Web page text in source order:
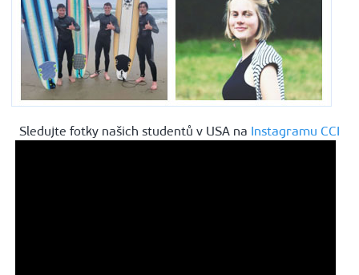
Sledujte fotky našich studentů v USA na Instagramu CCI